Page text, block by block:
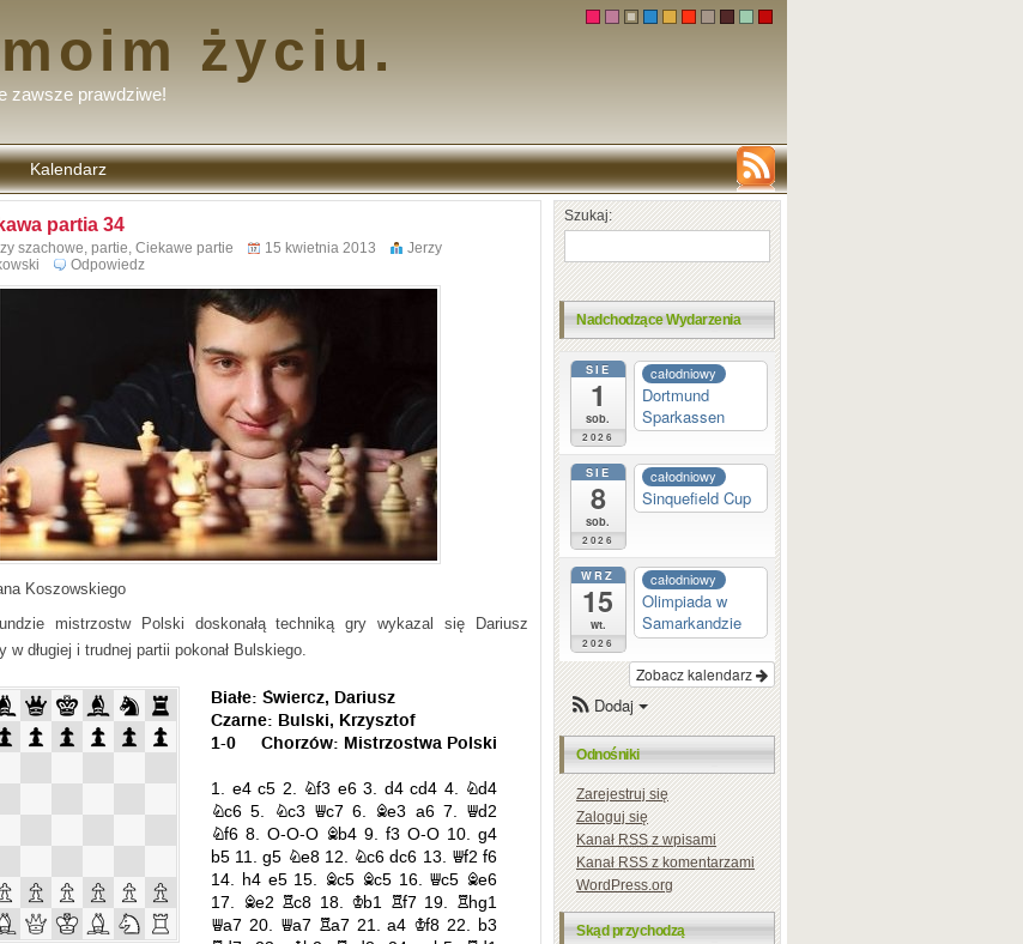
życiu.
zawsze prawdziwe!
Kalendarz
partia 34
szachowe, partie, Ciekawe partie 15 kwietnia 2013
Jerzy
Odpowiedz
Koszowskiego
mistrzostw Polski doskonałą techniką gry wykazal się Dariusz
w długiej i trudnej partii pokonał Bulskiego.
Szukaj:
Nadchodzące Wydarzenia
SIE
1
sob.
2026
całodniowy
Dortmund
Sparkassen
SIE
8
sob.
2026
całodniowy
Sinquefield Cup
WRZ
15
wt.
2026
całodniowy
Olimpiada w
Samarkandzie
Zobacz kalendarz
Dodaj
Odnośniki
Zarejestruj się
Zaloguj się
KanałRSSz wpisami
KanałRSSz komentarzami
WordPress.org
Skąd przychodzą